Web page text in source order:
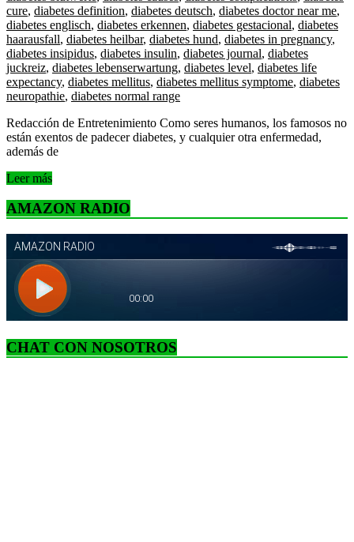
cure, diabetes definition, diabetes deutsch, diabetes doctor near me,
diabetes englisch, diabetes erkennen, diabetes gestacional, diabetes
haarausfall, diabetes heilbar, diabetes hund, diabetes in pregnancy,
diabetes insipidus, diabetes insulin, diabetes journal, diabetes
juckreiz, diabetes lebenserwartung, diabetes level, diabetes life
expectancy, diabetes mellitus, diabetes mellitus symptome, diabetes
neuropathie, diabetes normal range
Redacción de Entretenimiento Como seres humanos, los famosos no
están exentos de padecer diabetes, y cualquier otra enfermedad,
además de
Leer más
AMAZON RADIO
CHAT CON NOSOTROS